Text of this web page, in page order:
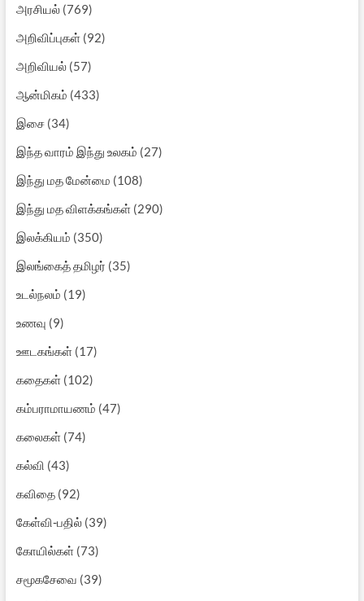
அரசியல்(769)
அறிவிப்புகள்(92)
அறிவியல்(57)
ஆன்மிகம் (433)
இசை(34)
இந்த வாரம் இந்து உலகம் (27)
இந்து மத மேன்மை (108)
இந்து மத விளக்கங்கள்(290)
இலக்கியம் (350)
இலங்கைத் தமிழர் (35)
உடல்நலம் (19)
உணவு (9)
ஊடகங்கள்(17)
கதைகள்(102)
கம்பராமாயணம் (47)
கலைகள்(74)
கல்வி (43)
கவிதை(92)
கேள்வி-பதில்(39)
கோயில்கள்(73)
சமூகசேவை (39)